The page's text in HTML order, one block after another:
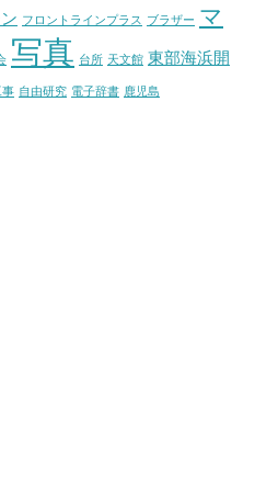
フロントラインプラス ブラザー マ
写真 台所 天文館 東部海浜開
事 自由研究 電子辞書 鹿児島